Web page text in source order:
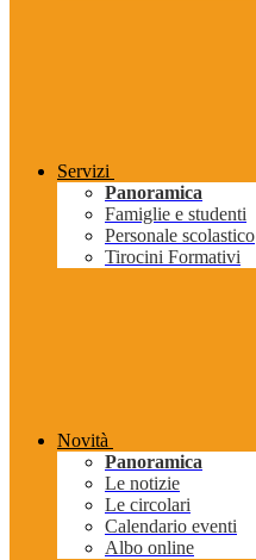
Servizi
Panoramica
Famiglie e studenti
Personale scolastico
Tirocini Formativi
Novità
Panoramica
Le notizie
Le circolari
Calendario eventi
Albo online